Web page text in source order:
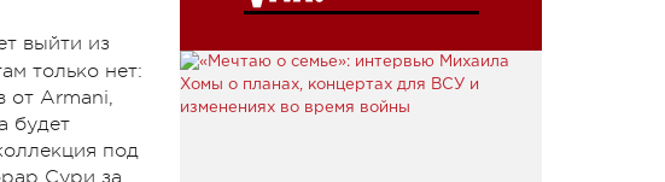
выйти из
только нет:
от Armani,
будет
под
Сури за